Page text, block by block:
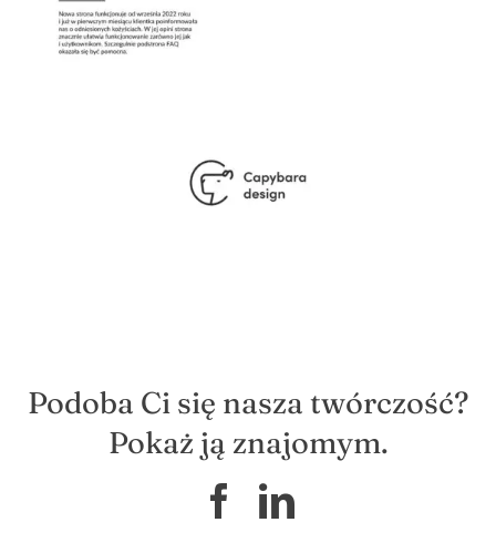
Podoba Ci się nasza twórczość?
Pokaż ją znajomym.
Facebook
LinkedIn